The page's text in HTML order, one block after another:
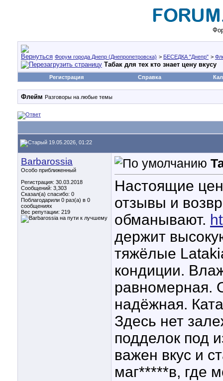
Форум города Днепр (Днепропетровска) > БЕСЕДКА "Днепр" >
Табак для тех кто знает цену вкусу
Регистрация Справка
Флейм Разговоры на любые темы
19.05.2026, 01:22
Barbarossia
Особо приближенный
Регистрация: 30.03.2018
Сообщений: 3,303
Сказал(а) спасибо: 0
Поблагодарили 0 раз(а) в 0
сообщениях
Вес репутации: 219
Настоящие
отзывы и
обманывают.
держит
тяжёлые
кондиции.
равномерная.
надёжная.
Здесь нет
подделок под
важен вкус и
маг*****в, где